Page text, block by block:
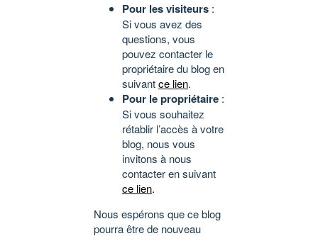
Pour les visiteurs :
Si vous avez des
questions, vous
pouvez contacter le
propriétaire du blog en
suivantce lien.
Pour le propriétaire :
Si vous souhaitez
rétablir l’accès à votre
blog, nous vous
invitons à nous
contacter en suivant
ce lien.
Nous espérons que ce blog
pourra être de nouveau